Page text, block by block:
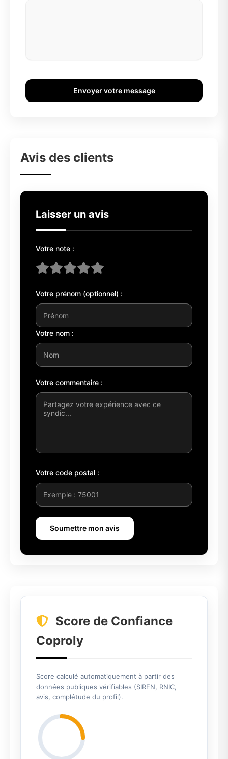
Envoyer votre message
Avis des clients
Laisser un avis
Votre note :
Votre prénom (optionnel) :
Votre nom :
Votre commentaire :
Votre code postal :
Soumettre mon avis
Score de Confiance
Coproly
Score calculé automatiquement à partir des
données publiques vérifiables (SIREN, RNIC,
avis, complétude du profil).